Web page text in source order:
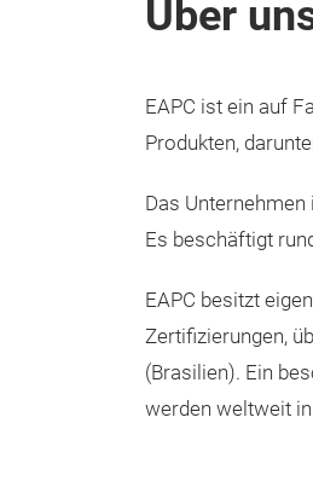
Über
EAPC ist ein auf
Produkten,
Das
Es beschäftigt
EAPC besitzt
Zertifizierungen,
(Brasilien). Ein
werden weltweit